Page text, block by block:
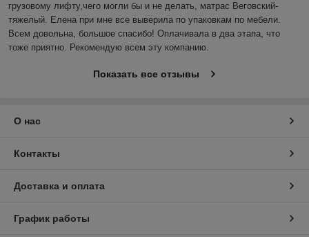
грузовому лифту,чего могли бы и не делать, матрас Веговский-
тяжелый. Елена при мне все выверила по упаковкам по мебели.
Всем довольна, большое спасибо! Оплачивала в два этапа, что
тоже приятно. Рекомендую всем эту компанию.
Показать все отзывы
О нас
Контакты
Доставка и оплата
График работы